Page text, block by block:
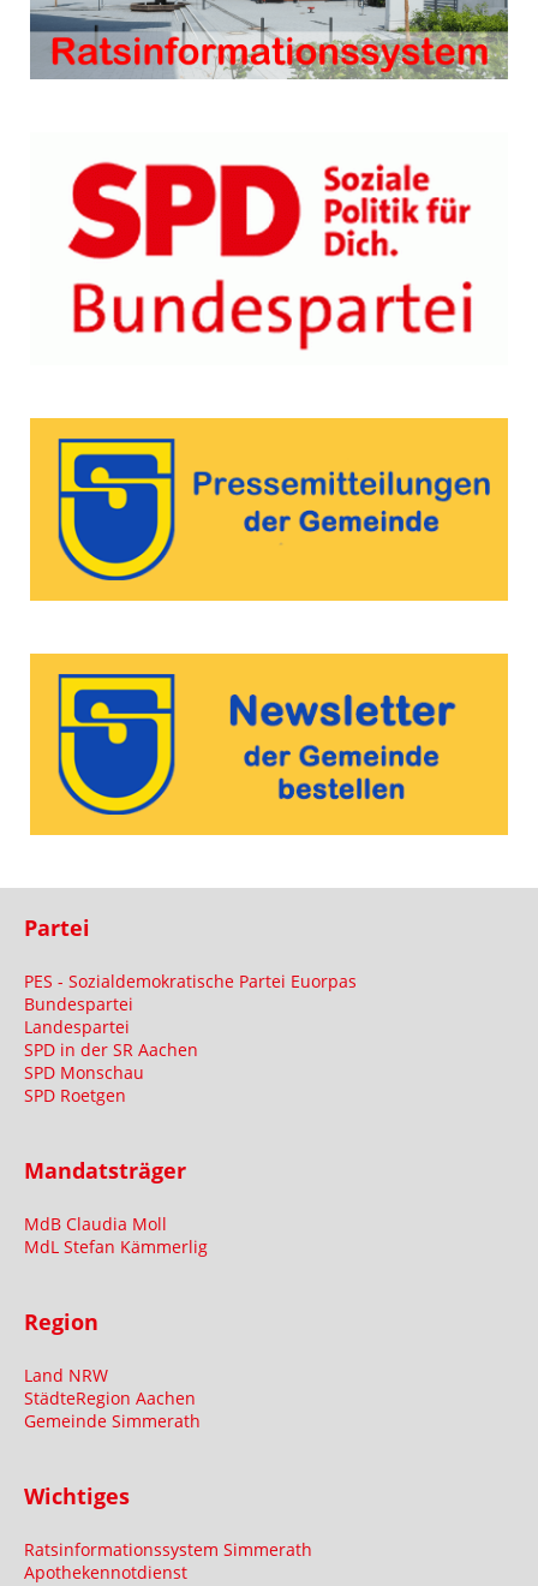
Partei
PES - Sozialdemokratische Partei Euorpas
Bundespartei
Landespartei
SPD in der SR Aachen
SPD Monschau
SPD Roetgen
Mandatsträger
MdB Claudia Moll
MdL Stefan Kämmerlig
Region
Land NRW
StädteRegion Aachen
Gemeinde Simmerath
Wichtiges
Ratsinformationssystem Simmerath
Apothekennotdienst